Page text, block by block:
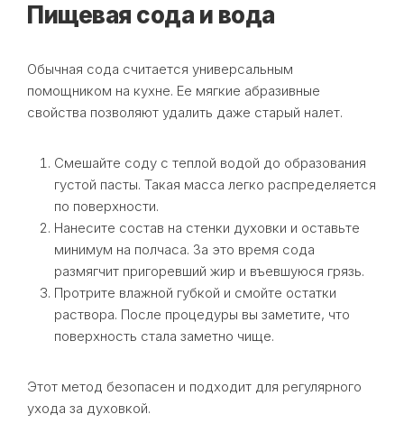
Пищевая сода и вода
Обычная сода считается универсальным
помощником на кухне. Ее мягкие абразивные
свойства позволяют удалить даже старый налет.
Смешайте соду с теплой водой до образования
густой пасты. Такая масса легко распределяется
по поверхности.
Нанесите состав на стенки духовки и оставьте
минимум на полчаса. За это время сода
размягчит пригоревший жир и въевшуюся грязь.
Протрите влажной губкой и смойте остатки
раствора. После процедуры вы заметите, что
поверхность стала заметно чище.
Этот метод безопасен и подходит для регулярного
ухода за духовкой.